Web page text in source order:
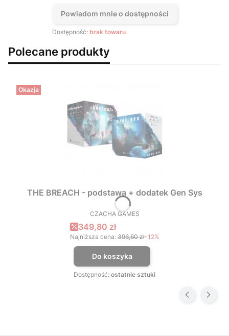
Powiadom mnie o dostępności
Dostępność: brak towaru
Polecane produkty
Okazja
THE BREACH - podstawa + dodatek Gen Sys
PRODUCENT
CZACHA GAMES
Cena promocyjna
349,80 zł
Najniższa cena: 396,60 zł-12%
Do koszyka
Dostępność: ostatnie sztuki